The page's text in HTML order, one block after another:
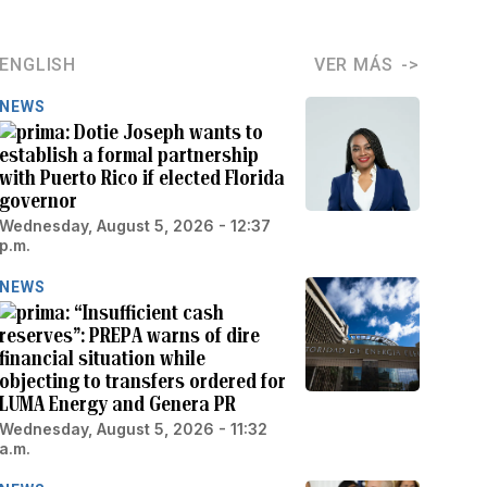
ENGLISH VER MÁS
NEWS
Dotie Joseph wants to
establish a formal partnership
with Puerto Rico if elected Florida
governor
Wednesday, August 5, 2026 - 12:37
p.m.
NEWS
“Insufficient cash
reserves”: PREPA warns of dire
financial situation while
objecting to transfers ordered for
LUMA Energy and Genera PR
Wednesday, August 5, 2026 - 11:32
a.m.